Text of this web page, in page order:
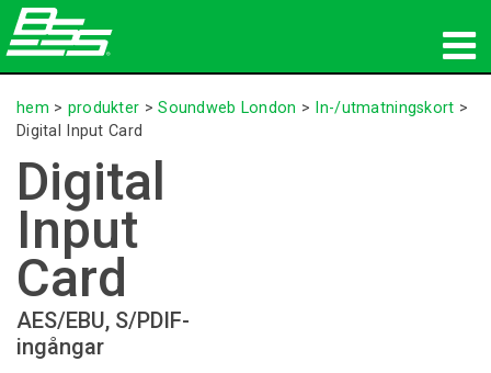
produkter
var man kan köpa
nyheter
utbildning
support
hem > produkter >Soundweb London > In-/utmatningskort >
Digital Input Card
Digital
Input
Card
AES/EBU, S/PDIF-
ingångar